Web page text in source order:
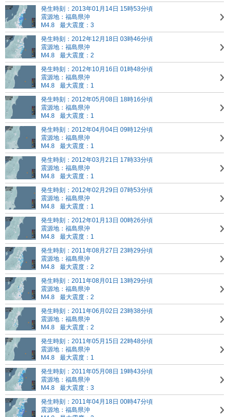
発生時刻：2013年01月14日 15時53分頃
震源地：福島県沖
M4.8
最大震度：3
発生時刻：2012年12月18日 03時46分頃
震源地：福島県沖
M4.8
最大震度：2
発生時刻：2012年10月16日 01時48分頃
震源地：福島県沖
M4.8
最大震度：1
発生時刻：2012年05月08日 18時16分頃
震源地：福島県沖
M4.8
最大震度：1
発生時刻：2012年04月04日 09時12分頃
震源地：福島県沖
M4.8
最大震度：1
発生時刻：2012年03月21日 17時33分頃
震源地：福島県沖
M4.8
最大震度：1
発生時刻：2012年02月29日 07時53分頃
震源地：福島県沖
M4.8
最大震度：1
発生時刻：2012年01月13日 00時26分頃
震源地：福島県沖
M4.8
最大震度：1
発生時刻：2011年08月27日 23時29分頃
震源地：福島県沖
M4.8
最大震度：2
発生時刻：2011年08月01日 13時29分頃
震源地：福島県沖
M4.8
最大震度：2
発生時刻：2011年06月02日 23時38分頃
震源地：福島県沖
M4.8
最大震度：2
発生時刻：2011年05月15日 22時48分頃
震源地：福島県沖
M4.8
最大震度：1
発生時刻：2011年05月08日 19時43分頃
震源地：福島県沖
M4.8
最大震度：3
発生時刻：2011年04月18日 00時47分頃
震源地：福島県沖